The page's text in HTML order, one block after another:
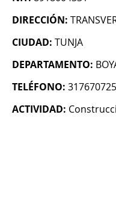
DIRECCIÓN:
CIUDAD: TUNJA
DEPARTAMENTO:
TELÉFONO:
ACTIVIDAD: